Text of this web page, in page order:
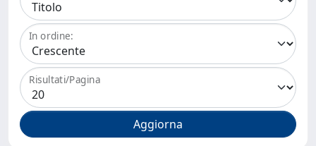
In ordine:
Risultati/Pagina